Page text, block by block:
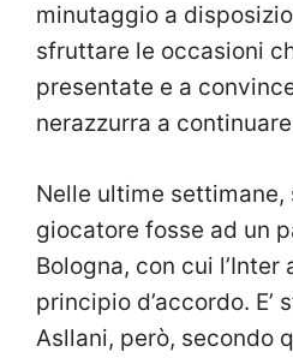
minutaggio a
sfruttare le occasioni
presentate e a
nerazzurra a
Nelle ultime settimane,
giocatore fosse ad un
Bologna, con cui
principio d’accordo. E’
Asllani, però, secondo